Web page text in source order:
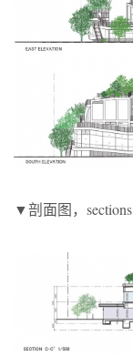
▼剖面图，sections